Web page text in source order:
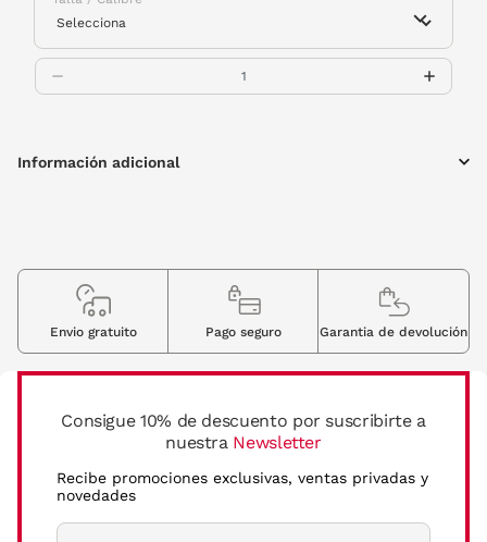
Información adicional
Consigue 10% de descuento por suscribirte a
nuestra Newsletter
Recibe promociones exclusivas, ventas privadas y
novedades
Envio gratuito Pago seguro Garantia de devolución